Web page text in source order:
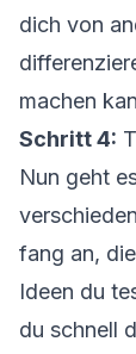
dich von
machen
Schritt 4:
Nun geht
fang an,
Ideen du
du schnell